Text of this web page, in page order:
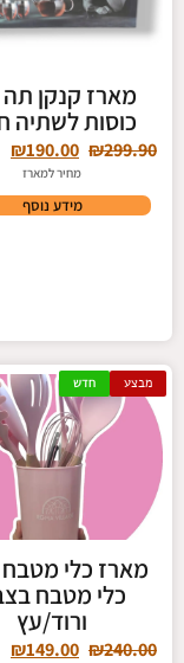
כוסות לשתיה
₪299.90
₪190.00
מחיר למארז
מידע נוסף
מבצע חדש
כלי מטבח
ורוד/עץ
₪240.00
₪149.00